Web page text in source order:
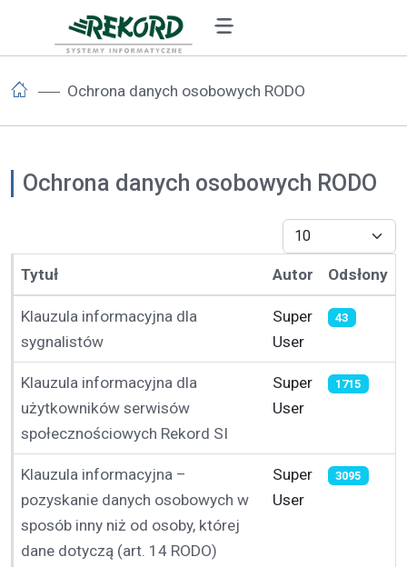
Ochrona danych osobowych RODO
Ochrona danych osobowych RODO
Pokaż #
Spis artykułów
Tytuł Autor Odsłony
Klauzula informacyjna dla
sygnalistów
Super
User
43
Klauzula informacyjna dla
użytkowników serwisów
społecznościowych Rekord SI
Super
User
1715
Klauzula informacyjna –
pozyskanie danych osobowych w
sposób inny niż od osoby, której
dane dotyczą (art. 14 RODO)
Super
User
3095